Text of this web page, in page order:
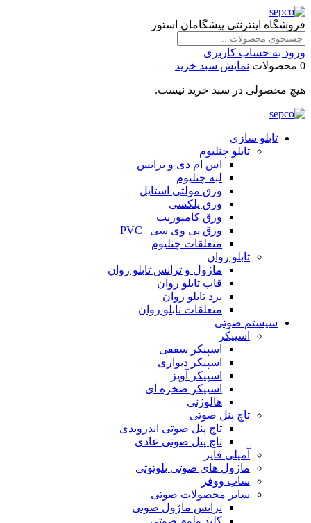
فروشگاه اینترنتی پیشگامان استور
ورود به حساب کاربری
0 محصولات
نمایش سبد خرید
هیچ محصولی در سبد خرید نیست.
تابلو سازی
تابلو چنلیوم
اس ام دی و ترانس
لبه چنلیوم
ورق مولتی استایل
ورق پلکسی
ورق کامپوزیت
ورق پی وی سی | PVC
متعلقات چنلیوم
تابلو روان
ماژول و ترانس تابلو روان
قاب تابلو روان
برد تابلو روان
متعلقات تابلو روان
سیستم صوتی
اسپیکر
اسپیکر سقفی
اسپیکر دیواری
اسپیکر آویز
اسپیکر صخره ای
هالوژنی
تاچ پنل صوتی
تاچ پنل صوتی اندرویدی
تاچ پنل صوتی عادی
آمپلی فایر
ماژول های صوتی بلوتوثی
ساب ووفر
سایر محصولات صوتی
ترانس ماژول صوتی
کلید ولوم صوتی